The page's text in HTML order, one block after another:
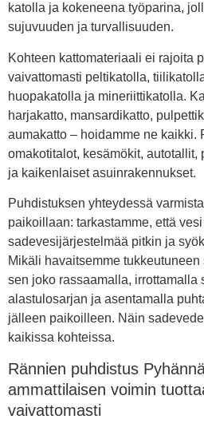
katolla ja kokeneena työparina,
sujuvuuden ja turvallisuuden.
Kohteen kattomateriaali ei rajoita
vaivattomasti peltikatolla,
huopakatolla ja mineriittikatolla.
harjakatto, mansardikatto,
aumakatto – hoidamme ne kaikki.
omakotitalot, kesämökit, autotallit,
ja kaikenlaiset asuinrakennukset.
Puhdistuksen yhteydessä
paikoillaan: tarkastamme, että
sadevesijärjestelmää pitkin ja
Mikäli havaitsemme
sen joko rassaamalla, irrottamalla
alastulosarjan ja asentamalla
jälleen paikoilleen. Näin
kaikissa kohteissa.
Rännien puhdistus
ammattilaisen voimin
vaivattomasti